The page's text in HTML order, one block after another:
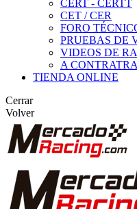
CERT - CERTT
CET / CER
FORO
PRUEBAS DE
VIDEOS DE
A
TIENDA ONLINE
Cerrar
Volver